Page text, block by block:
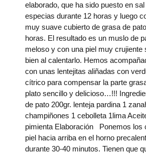
elaborado, que ha sido puesto en
especias durante 12 horas y luego
muy suave cubierto de grasa de
horas. El resultado es un muslo de
meloso y con una piel muy crujiente
bien al calentarlo. Hemos
con unas lentejitas aliñadas con
cítrico para compensar la parte
plato sencillo y delicioso…!!!
de pato 200gr. lenteja pardina 1
champiñones 1 cebolleta 1lima
pimienta Elaboración Ponemos los
piel hacia arriba en el horno
durante 30-40 minutos. Tienen que